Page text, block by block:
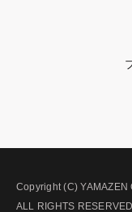
Copyright (C) YAMAZEN
ALL RIGHTS RESERVED.